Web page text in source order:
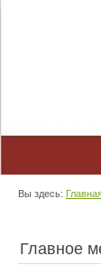
Вы здесь:
Главное